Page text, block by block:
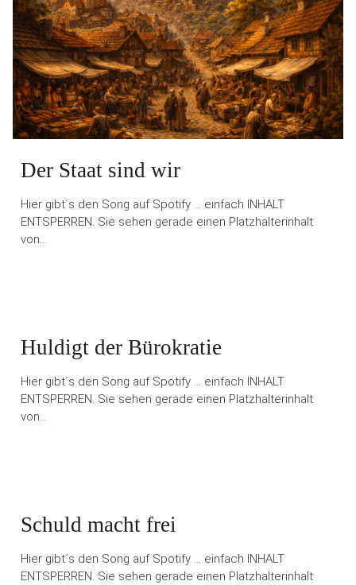
Der Staat sind wir
Hier gibt´s den Song auf Spotify … einfach INHALT
ENTSPERREN. Sie sehen gerade einen Platzhalterinhalt
von…
Huldigt der Bürokratie
Hier gibt´s den Song auf Spotify … einfach INHALT
ENTSPERREN. Sie sehen gerade einen Platzhalterinhalt
von…
Schuld macht frei
Hier gibt´s den Song auf Spotify … einfach INHALT
ENTSPERREN. Sie sehen gerade einen Platzhalterinhalt